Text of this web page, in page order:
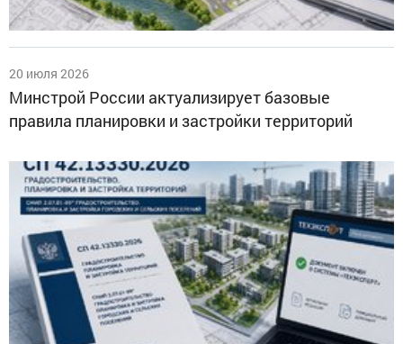
20 июля 2026
Минстрой России актуализирует базовые
правила планировки и застройки территорий